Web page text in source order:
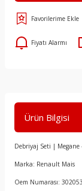
Fiyatı Alarmı
Ürün Bilgisi
Debriyaj Seti | Megane
Marka: Renault Mais
Oem Numarası: